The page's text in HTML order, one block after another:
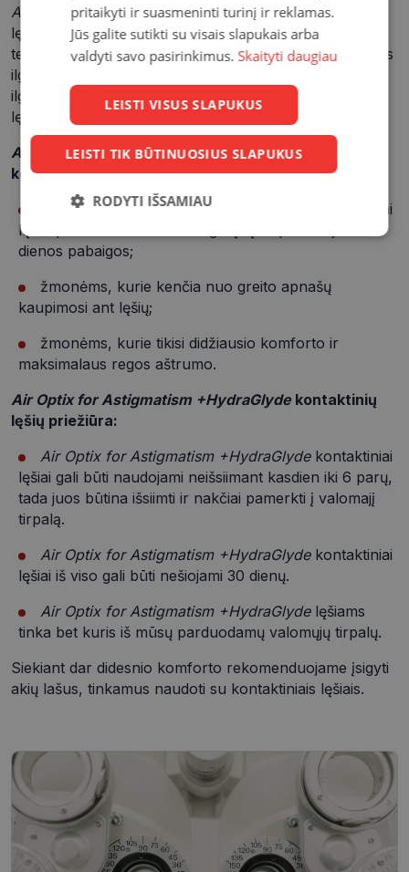
Air Optix for Astigmatism +HydraGlydekontaktiniai
lęšiai yra su papildoma HydraGlyde Moisture Matrix
technologija. Šios technologijos dėka lęšis apgaubiamas
ilgalaikės drėgmės sluoksniu, taip neleisdamas lęšiams
ilgiau išsausėti, lyginant su kitų gamintojų kontaktiniais
lęšiais.
Air Optix for Astigmatism +HydraGlydemėnesiniai
kontaktiniai lęšiai rekomenduojami:
žmonėms, kurių akys linkę sausėti - šie kontaktiniai
lęšiai pritraukia ir išlaiko drėgmę lęšio paviršiuje iki
dienos pabaigos;
žmonėms, kurie kenčia nuo greito apnašų
kaupimosi ant lęšių;
žmonėms, kurie tikisi didžiausio komforto ir
maksimalaus regos aštrumo.
Air Optix for Astigmatism +HydraGlyde kontaktinių
lęšių priežiūra:
Air Optix for Astigmatism +HydraGlyde kontaktiniai
lęšiai gali būti naudojami neišsiimant kasdien iki 6 parų,
tada juos būtina išsiimti ir nakčiai pamerkti į valomajį
tirpalą.
Air Optix for Astigmatism +HydraGlyde kontaktiniai
lęšiai iš viso gali būti nešiojami 30 dienų.
Air Optix for Astigmatism +HydraGlyde lęšiams
tinka bet kuris iš mūsų parduodamų valomųjų tirpalų.
Siekiant dar didesnio komforto rekomenduojame įsigyti
akių lašus, tinkamus naudoti su kontaktiniais lęšiais.
pritaikyti ir suasmeninti turinį ir reklamas.
Jūs galite sutikti su visais slapukais arba
valdyti savo pasirinkimus. Skaityti daugiau
LEISTI VISUS SLAPUKUS
LEISTI TIK BŪTINUOSIUS SLAPUKUS
RODYTI IŠSAMIAU
Būtinieji
slapukai
Statistikos
Rinkodaros
slapukai
slapukai
Būtinieji slapukai
Statistikos slapukai
Rinkodaros slapukai
Funkciniai slapukai
Šie slapukai yra būtini, kad galėtumėte naršyti
svetainės turinį bei naudotis jo funkcijomis. Šie
slapukai atpažįsta Jūsų įrenginį, tačiau neatskleidžia
slapukų tinklalapis neveiks tinkamai. Šie slapukai
saugomi Jūsų įrenginyje, kol slapukai atlieka savo
funkcijas, bet ne ilgiau kaip dvejus metus.
Šie būtinieji slapukai nustatomi automatiškai.
Pavadinimas
Teikėjas/Domenas
Galiojimas